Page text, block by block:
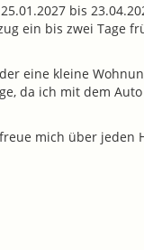
bis
ein bis zwei Tage
eine kleine
da ich mit dem
mich über jeden